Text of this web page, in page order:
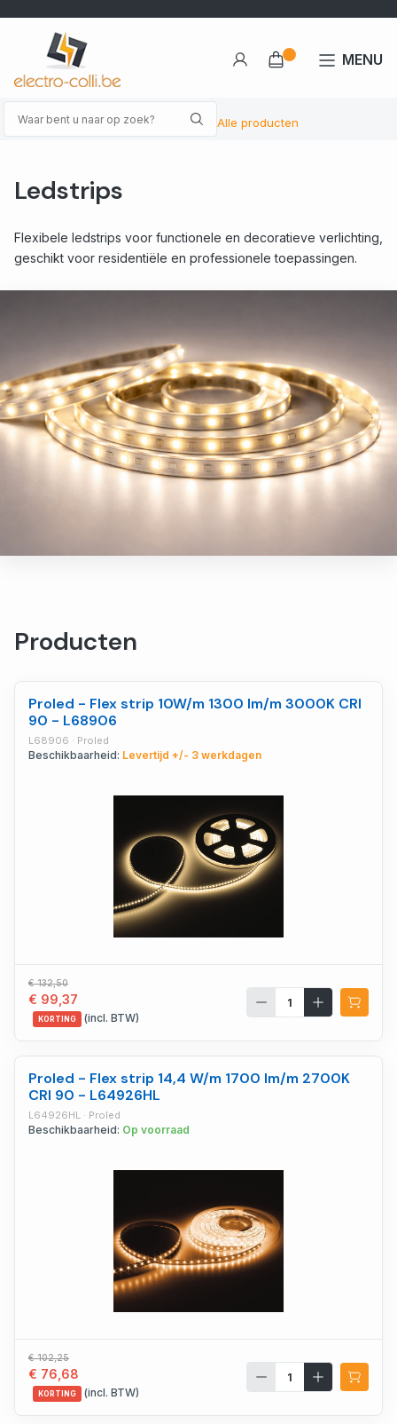
Alle producten
MENU
Ledstrips
Flexibele ledstrips voor functionele en decoratieve verlichting,
geschikt voor residentiële en professionele toepassingen.
Producten
Proled - Flex strip 10W/m 1300 lm/m 3000K CRI
90 - L68906
L68906 · Proled
Beschikbaarheid: Levertijd +/- 3 werkdagen
€ 132,50
€ 99,37
KORTING (incl. BTW)
Proled - Flex strip 14,4 W/m 1700 lm/m 2700K
CRI 90 - L64926HL
L64926HL · Proled
Beschikbaarheid: Op voorraad
€ 102,25
€ 76,68
KORTING (incl. BTW)